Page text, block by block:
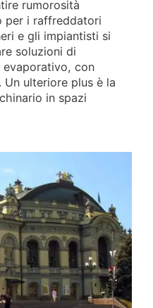
rumorosità
per i raffreddatori
e gli impiantisti si
soluzioni di
con
ulteriore plus è la
in spazi